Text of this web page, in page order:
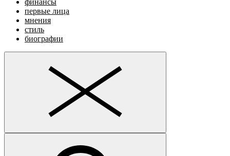
финансы
первые лица
мнения
стиль
биографии